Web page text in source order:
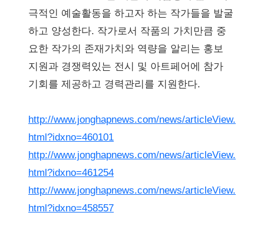
극적인 예술활동을 하고자 하는 작가들을 발굴
하고 양성한다. 작가로서 작품의 가치만큼 중
요한 작가의 존재가치와 역량을 알리는 홍보
지원과 경쟁력있는 전시 및 아트페어에 참가
기회를 제공하고 경력관리를 지원한다.
http://www.jonghapnews.com/news/articleView.
html?idxno=460101
http://www.jonghapnews.com/news/articleView.
html?idxno=461254
http://www.jonghapnews.com/news/articleView.
html?idxno=458557